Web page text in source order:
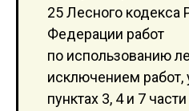
25 Лесного кодекса
Федерации работ
по использованию
исключением работ,
пунктах 3, 4 и 7